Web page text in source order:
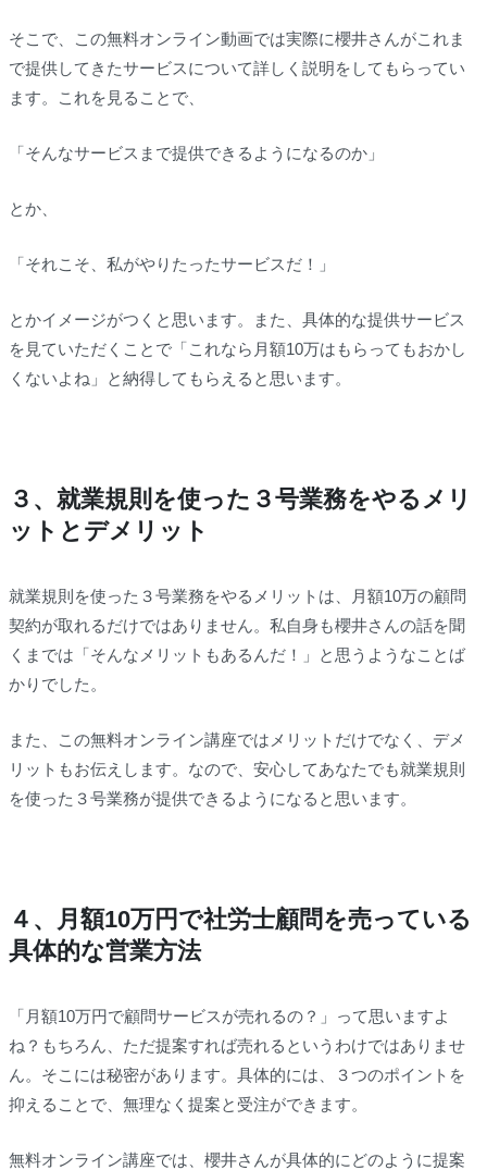
そこで、この無料オンライン動画では実際に櫻井さんがこれま
で提供してきたサービスについて詳しく説明をしてもらってい
ます。これを見ることで、
「そんなサービスまで提供できるようになるのか」
とか、
「それこそ、私がやりたったサービスだ！」
とかイメージがつくと思います。また、具体的な提供サービス
を見ていただくことで「これなら月額10万はもらってもおかし
くないよね」と納得してもらえると思います。
３、就業規則を使った３号業務をやるメリ
ットとデメリット
就業規則を使った３号業務をやるメリットは、月額10万の顧問
契約が取れるだけではありません。私自身も櫻井さんの話を聞
くまでは「そんなメリットもあるんだ！」と思うようなことば
かりでした。
また、この無料オンライン講座ではメリットだけでなく、デメ
リットもお伝えします。なので、安心してあなたでも就業規則
を使った３号業務が提供できるようになると思います。
４、月額10万円で社労士顧問を売っている
具体的な営業方法
「月額10万円で顧問サービスが売れるの？」って思いますよ
ね？もちろん、ただ提案すれば売れるというわけではありませ
ん。そこには秘密があります。具体的には、３つのポイントを
抑えることで、無理なく提案と受注ができます。
無料オンライン講座では、櫻井さんが具体的にどのように提案